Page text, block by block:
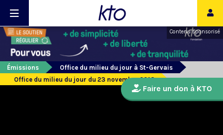
Contenu sponsorisé
Émissions
Office du milieu du jour à St-Gervais
Office du milieu du jour du 23 novembre 2018
Faire un don à KTO